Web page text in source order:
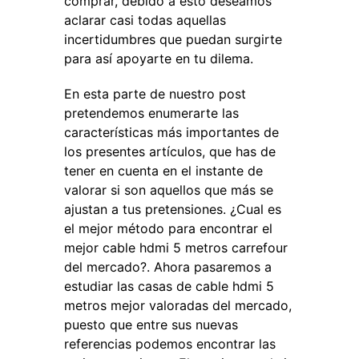
aclarar casi todas aquellas
incertidumbres que puedan surgirte
para así apoyarte en tu dilema.
En esta parte de nuestro post
pretendemos enumerarte las
características más importantes de
los presentes artículos, que has de
tener en cuenta en el instante de
valorar si son aquellos que más se
ajustan a tus pretensiones. ¿Cual es
el mejor método para encontrar el
mejor cable hdmi 5 metros carrefour
del mercado?. Ahora pasaremos a
estudiar las casas de cable hdmi 5
metros mejor valoradas del mercado,
puesto que entre sus nuevas
referencias podemos encontrar las